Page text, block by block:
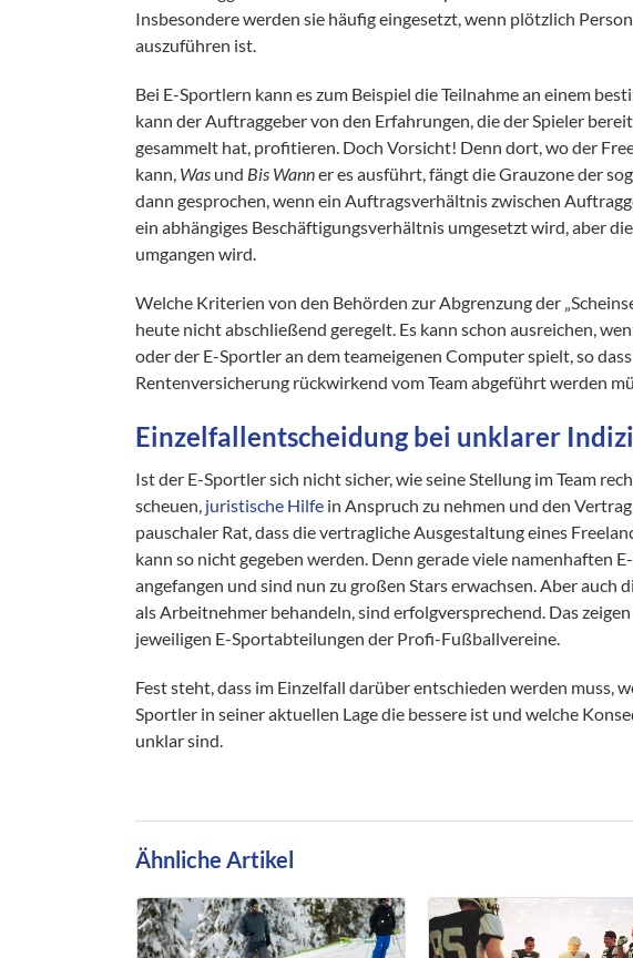
Insbesondere werden sie häufig eingesetzt, wenn plötzlich
auszuführen ist.
Bei E-Sportlern kann es zum Beispiel die Teilnahme an einem
kann der Auftraggeber von den Erfahrungen, die der Spieler
gesammelt hat, profitieren. Doch Vorsicht! Denn dort, wo der
kann, Was und Bis Wanner es ausführt, fängt die Grauzone der
dann gesprochen, wenn ein Auftragsverhältnis zwischen
ein abhängiges Beschäftigungsverhältnis umgesetzt wird, aber
umgangen wird.
Welche Kriterien von den Behörden zur Abgrenzung der
heute nicht abschließend geregelt. Es kann schon ausreichen,
oder der E-Sportler an dem teameigenen Computer spielt, so
Rentenversicherung rückwirkend vom Team abgeführt werden
Einzelfallentscheidung bei unklarer
Ist der E-Sportler sich nicht sicher, wie seine Stellung im Team
scheuen, juristische Hilfe in Anspruch zu nehmen und den
pauschaler Rat, dass die vertragliche Ausgestaltung eines
kann so nicht gegeben werden. Denn gerade viele namenhaften
angefangen und sind nun zu großen Stars erwachsen. Aber auch
als Arbeitnehmer behandeln, sind erfolgversprechend. Das
jeweiligen E-Sportabteilungen der Profi-Fußballvereine.
Fest steht, dass im Einzelfall darüber entschieden werden muss,
Sportler in seiner aktuellen Lage die bessere ist und welche
unklar sind.
Ähnliche Artikel